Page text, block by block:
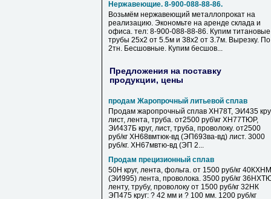
Нержавеющие. 8-900-088-88-86.
Возьмём нержавеющий металлопрокат на
реализацию. Экономьте на аренде склада и
офиса. тел: 8-900-088-88-86. Купим титановые
трубы 25х2 от 5.5м и 38х2 от 3.7м. Вырезку. По
2тн. Бесшовные. Купим бесшов...
Предложения на поставку
продукции, цены
продам Жаропрочный литьевой сплав
Продам жаропрочный сплав ХН78Т, ЭИ435
лист, лента, труба. от2500 руб\кг ХН77ТЮР,
ЭИ437Б круг, лист, труба, проволоку. от2500
руб/кг ХН68вмтюк-вд (ЭП693ва-вд) лист. 3000
руб/кг. ХН67мвтю-вд (ЭП 2...
Продам прецизионный сплав
50Н круг, лента, фольга. от 1500 руб/кг 40КХНМ
(ЭИ995) лента, проволока. 3500 руб/кг
ленту, трубу, проволоку от 1500 руб/кг 32НК
ЭП475 круг: ? 42 мм и ? 100 мм. 1200 руб/кг